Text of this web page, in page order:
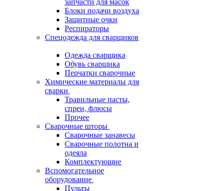
запчасти для масок
Блоки подачи воздуха
Защитные очки
Респираторы
Спецодежда для сварщиков
Одежда сварщика
Обувь сварщика
Перчатки сварочные
Химические материалы для
сварки
Травильные пасты,
спреи, флюсы
Прочее
Сварочные шторы
Сварочные занавесы
Сварочные полотна и
одеяла
Комплектующие
Вспомогательное
оборудование
Пульты